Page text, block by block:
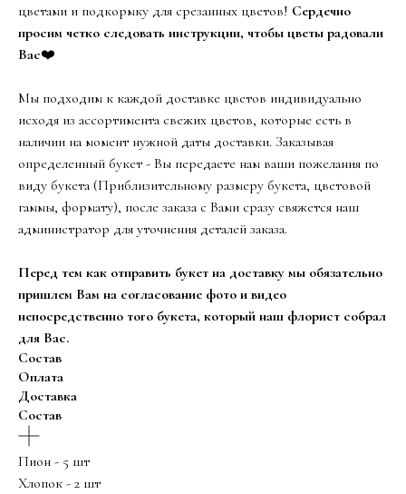
цветами и подкормку для срезанных цветов! Сердечно
просим четко следовать инструкции, чтобы цветы радовали
Вас❤️
Мы подходим к каждой доставке цветов индивидуально
исходя из ассортимента свежих цветов, которые есть в
наличии на момент нужной даты доставки. Заказывая
определенный букет - Вы передаете нам ваши пожелания по
виду букета (Приблизительному размеру букета, цветовой
гаммы, формату), после заказа с Вами сразу свяжется наш
администратор для уточнения деталей заказа.
Перед тем как отправить букет на доставку мы обязательно
пришлем Вам на согласование фото и видео
непосредственно того букета, который наш флорист собрал
для Вас.
Состав
Оплата
Доставка
Состав
Пион - 5 шт
Хлопок - 2 шт